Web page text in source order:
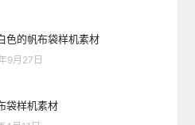
色的帆布袋样机素材
9月27日
袋样机素材